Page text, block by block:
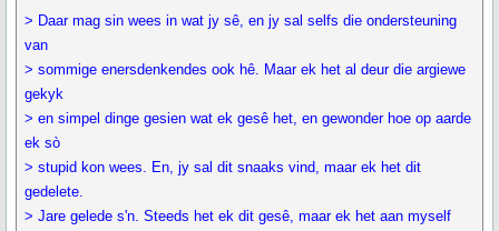
> Daar mag sin wees in wat jy sê, en jy sal selfs die ondersteuning
van
> sommige enersdenkendes ook hê. Maar ek het al deur die argiewe
gekyk
> en simpel dinge gesien wat ek gesê het, en gewonder hoe op aarde
ek sò
> stupid kon wees. En, jy sal dit snaaks vind, maar ek het dit
gedelete.
> Jare gelede s'n. Steeds het ek dit gesê, maar ek het aan myself